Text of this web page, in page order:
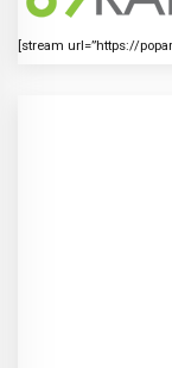
[stream url=”https://